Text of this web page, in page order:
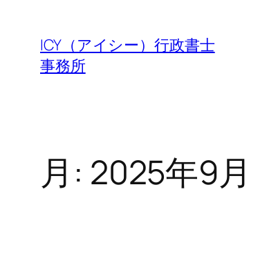
ICY（アイシー）行政書士
事務所
月: 2025年9月